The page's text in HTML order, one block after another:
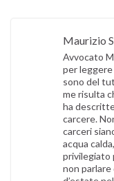
Maurizio
Avvocato
per
sono del
me risulta
ha
carcere.
carceri
acqua
privilegiato
non parlare